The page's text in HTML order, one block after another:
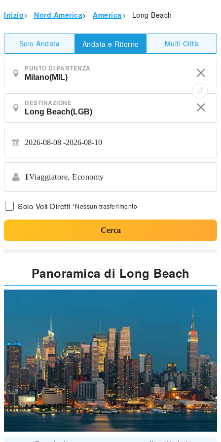
Inizio> Nord America> America> Long Beach
Solo Andata Andata e Ritorno Multi Città
PUNTO DI PARTENZA
DESTINAZIONE
2026-08-08 2026-08-10
1Viaggiatore, Economy
Solo Voli Diretti *Nessun trasferimento
Cerca
Panoramica di Long Beach